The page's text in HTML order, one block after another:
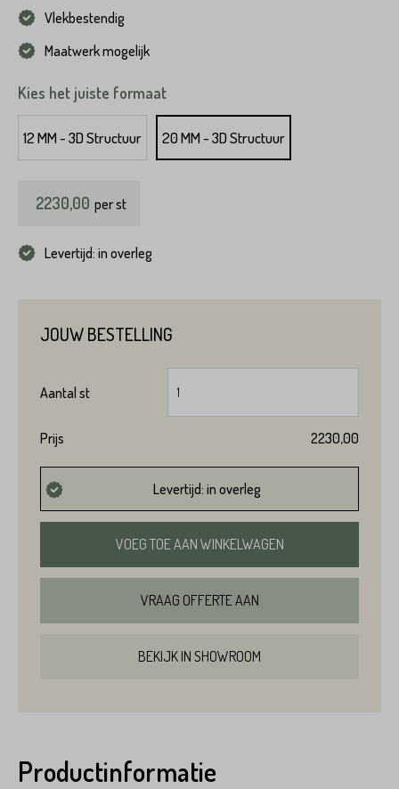
Vlekbestendig
Maatwerk mogelijk
Kies het juiste formaat
12 MM - 3D Structuur 20 MM - 3D Structuur
2230,00 perst
Levertijd: in overleg
JOUW BESTELLING
Aantal st
Prijs 2230,00
Levertijd: in overleg
VOEG TOE AAN WINKELWAGEN
VRAAG OFFERTE AAN
BEKIJK IN SHOWROOM
Productinformatie